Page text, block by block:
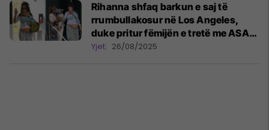
Rihanna shfaq barkun e saj të
rrumbullakosur në Los Angeles,
duke pritur fëmijën e tretë me ASAP
Rocky
Yjet 26/08/2025